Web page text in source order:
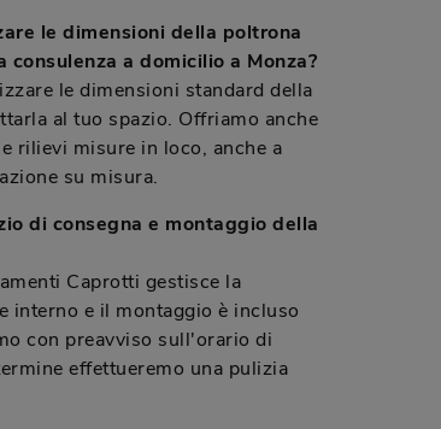
le dimensioni della poltrona
a domicilio a Monza?
le dimensioni standard della
al tuo spazio. Offriamo anche
rilievi misure in loco, anche a
su misura.
di consegna e montaggio della
Caprotti gestisce la
interno e il montaggio è incluso
con preavviso sull'orario di
effettueremo una pulizia